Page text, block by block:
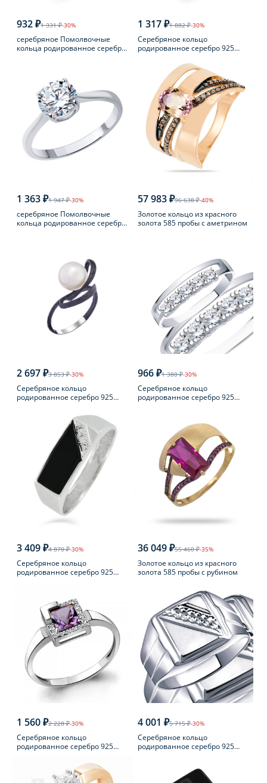
932 ₽1 331 ₽-30%
серебряное Помолвочные
кольца родированное серебро
1 317 ₽1 882 ₽-30%
Серебряное кольцо
родированное серебро 925
1 363 ₽1 947 ₽-30%
серебряное Помолвочные
кольца родированное серебро
57 983 ₽96 638 ₽-40%
Золотое кольцо из красного
золота 585 пробы с аметрином
2 697 ₽3 853 ₽-30%
Серебряное кольцо
родированное серебро 925
966 ₽1 380 ₽-30%
Серебряное кольцо
родированное серебро 925
3 409 ₽4 870 ₽-30%
Серебряное кольцо
родированное серебро 925
36 049 ₽55 460 ₽-35%
Золотое кольцо из красного
золота 585 пробы с рубином
1 560 ₽2 228 ₽-30%
Серебряное кольцо
родированное серебро 925
4 001 ₽5 715 ₽-30%
Серебряное кольцо
родированное серебро 925